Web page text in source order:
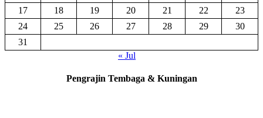
17
18 19 20 21 22
23
24
25 26 27 28 29
30
31
« Jul
Pengrajin Tembaga & Kuningan